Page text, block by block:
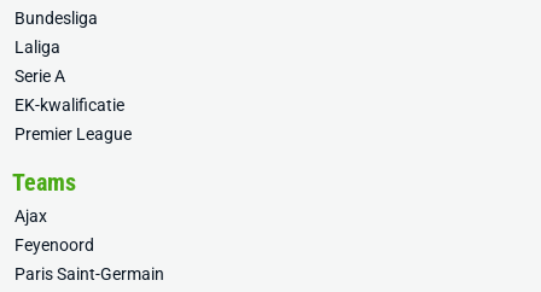
Bundesliga
Laliga
Serie A
EK-kwalificatie
Premier League
Teams
Ajax
Feyenoord
Paris Saint-Germain